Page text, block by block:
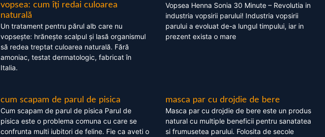
vopsea: cum îți redai culoarea
naturală
Un tratament pentru părul alb care nu
vopsește: hrănește scalpul și lasă organismul
să redea treptat culoarea naturală. Fără
amoniac, testat dermatologic, fabricat în
Italia.
Vopsea Henna Sonia 30 Minute – Revolutia in
industria vopsirii parului! Industria vopsirii
parului a evoluat de-a lungul timpului, iar in
prezent exista o mare
cum scapam de parul de pisica
Cum scapam de parul de pisica Parul de
pisica este o problema comuna cu care se
confrunta multi iubitori de feline. Fie ca aveti o
masca par cu drojdie de bere
Masca par cu drojdie de bere este un produs
natural cu multiple beneficii pentru sanatatea
si frumusetea parului. Folosita de secole